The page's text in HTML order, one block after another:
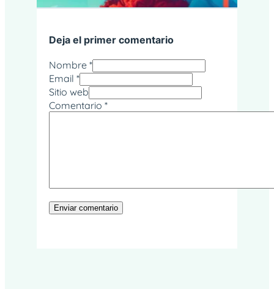
Deja el primer comentario
Nombre *
Email *
Sitio web
Comentario *